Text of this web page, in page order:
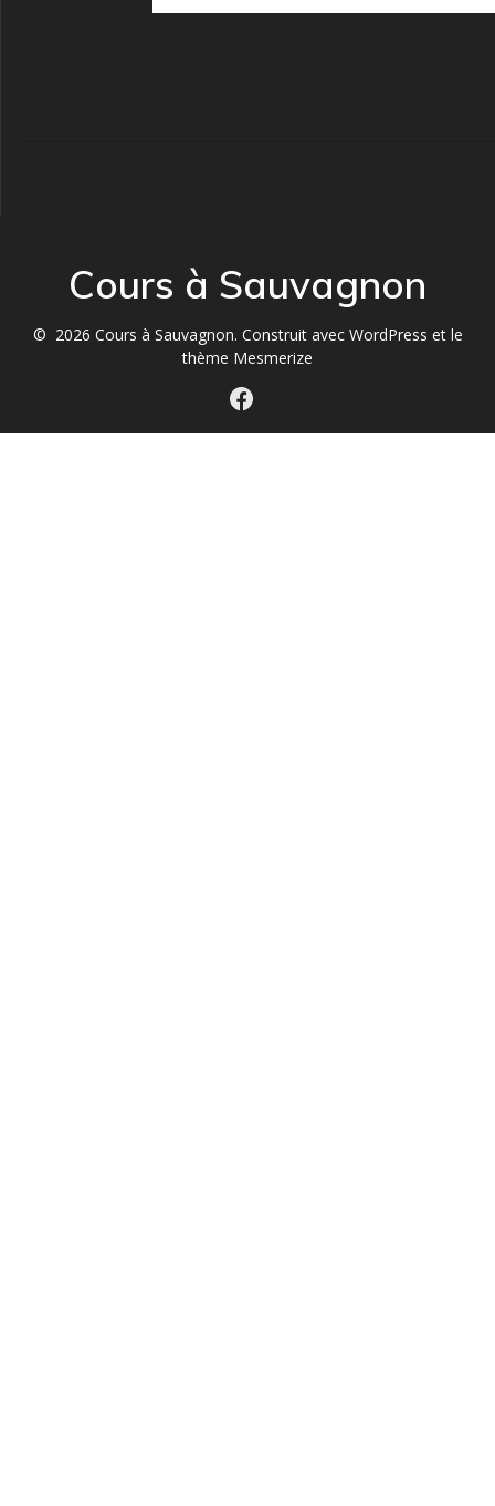
Cours à Sauvagnon
© 2026 Cours à Sauvagnon. Construit avec WordPress et le
thème Mesmerize